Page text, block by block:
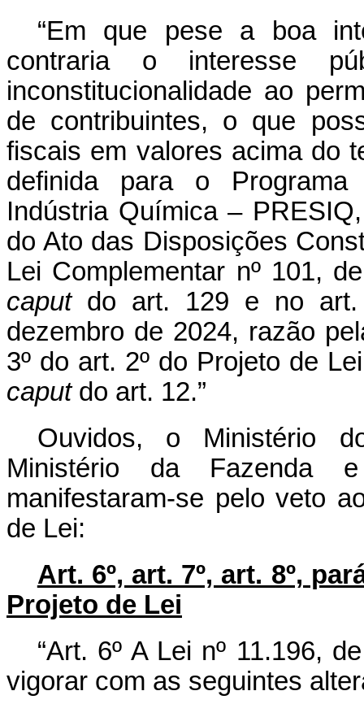
“Em que pese a boa
contraria o interesse
inconstitucionalidade ao
de contribuintes, o que
fiscais em valores acima do
definida para o Programa
Indústria Química –
do Ato das Disposições
Lei Complementar nº 101,
caputdo art. 129 e no art.
dezembro de 2024, razão
3º do art. 2º do Projeto de
caputdo art. 12.”
Ouvidos, o Ministério
Ministério da Fazenda
manifestaram-se pelo veto
de Lei:
Art. 6º, art. 7º, art. 8º,
Projeto de Lei
“Art. 6º A Lei nº 11.196,
vigorar com as seguintes